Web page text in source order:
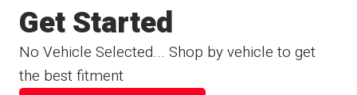
No Vehicle Selected... Shop by vehicle to get
the best fitment
Get Started